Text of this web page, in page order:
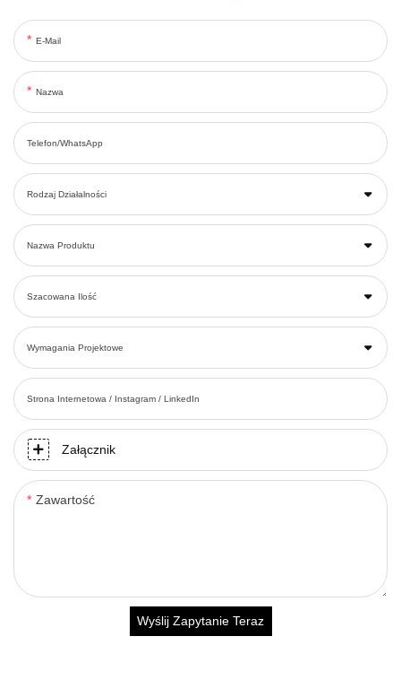
E-Mail
Nazwa
Telefon/WhatsApp
Rodzaj Działalności
Nazwa Produktu
Szacowana Ilość
Wymagania Projektowe
Strona Internetowa / Instagram / LinkedIn
Załącznik
Zawartość
Wyślij Zapytanie Teraz